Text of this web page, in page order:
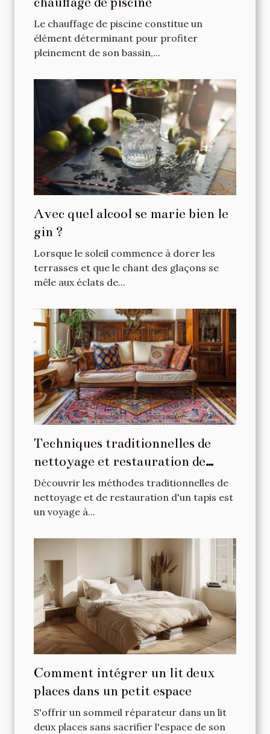
Le chauffage de piscine constitue un
élément déterminant pour profiter
pleinement de son bassin,...
Avec quel alcool se marie bien le
gin ?
Lorsque le soleil commence à dorer les
terrasses et que le chant des glaçons se
mêle aux éclats de...
Techniques traditionnelles de
nettoyage et restauration de
tapis
Découvrir les méthodes traditionnelles de
nettoyage et de restauration d'un tapis est
un voyage à...
Comment intégrer un lit deux
places dans un petit espace
S'offrir un sommeil réparateur dans un lit
deux places sans sacrifier l'espace de son